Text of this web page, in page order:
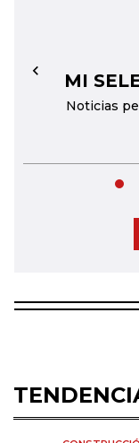
MI
Noticias
←